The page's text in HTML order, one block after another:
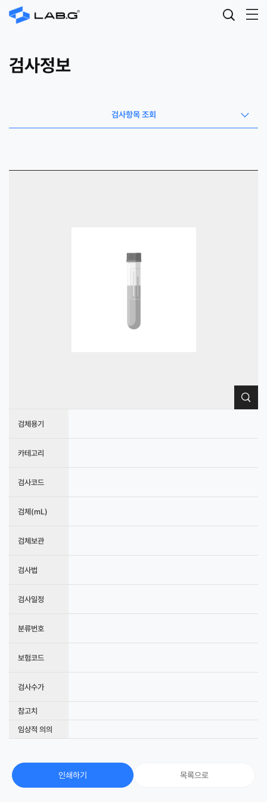
검사정보
검사항목 조회
검체용기
카테고리
검사코드
검체(mL)
검체보관
검사법
검사일정
분류번호
보험코드
검사수가
참고치
임상적 의의
인쇄하기 목록으로